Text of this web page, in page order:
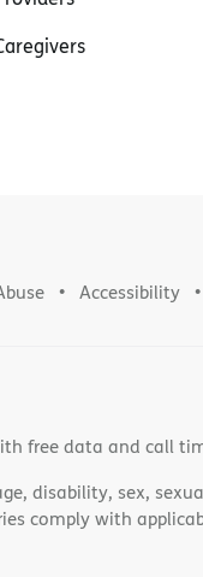
Accessibility
free data and call
disability, sex,
comply with